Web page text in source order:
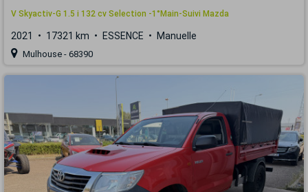
V Skyactiv-G 1.5 i 132 cv Selection -1°Main-Suivi Mazda
2021 17321 km ESSENCE Manuelle
Mulhouse - 68390